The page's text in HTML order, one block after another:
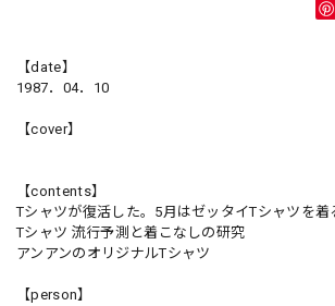
【date】
1987．04．10
【cover】
【contents】
Tシャツが復活した。5月はゼッタイTシャツを着
Tシャツ 流行予測と着こなしの研究
アンアンのオリジナルTシャツ
【person】